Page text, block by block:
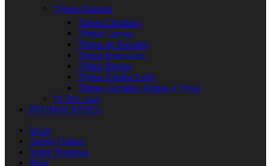
Tijeras Scissors
Tijeras Chunker
Tijeras Curvas
Tijeras de Esculpir
Tijeras Especiales
Tijeras Rectas
Tijeras Zurdos/Lefty
Tijeras, Cepillos, Peines y Otros
11 Pets App
PROMOCIONES
Inicio
Tienda Online
Sobre Nosotros
Blog